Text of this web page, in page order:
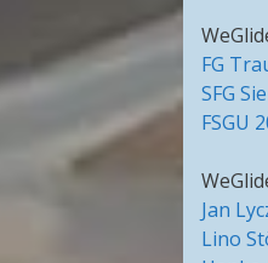
FG
SFG
FSGU
Jan
Lino